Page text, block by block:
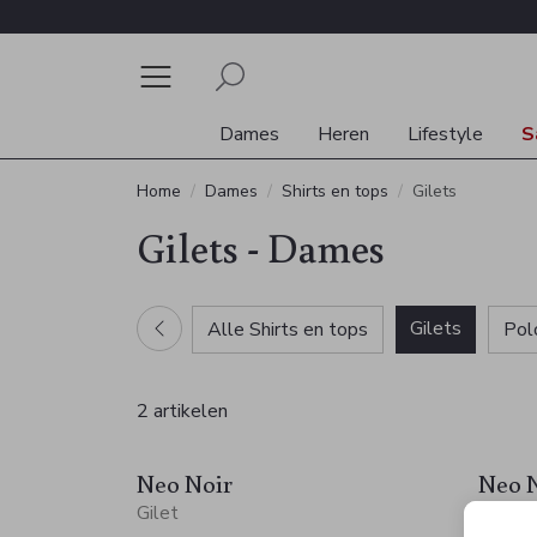
Dames Heren Lifestyle
Home Dames Shirts en tops Gilets
Gilets - Dames
Alle Shirts en tops Gilets
2 artikelen
Neo Noir
Gilet
Neo